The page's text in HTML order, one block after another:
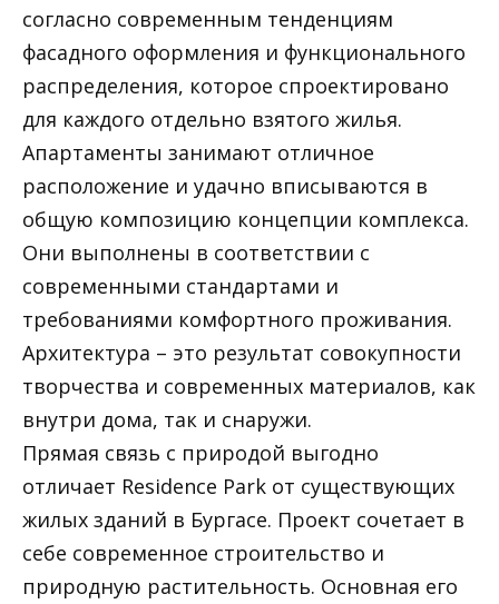
согласно современным тенденциям
фасадного оформления и функционального
распределения, которое спроектировано
для каждого отдельно взятого жилья.
Апартаменты занимают отличное
расположение и удачно вписываются в
общую композицию концепции комплекса.
Они выполнены в соответствии с
современными стандартами и
требованиями комфортного проживания.
Архитектура – это результат совокупности
творчества и современных материалов, как
внутри дома, так и снаружи.
Прямая связь с природой выгодно
отличает Residence Park от существующих
жилых зданий в Бургасе. Проект сочетает в
себе современное строительство и
природную растительность. Основная его